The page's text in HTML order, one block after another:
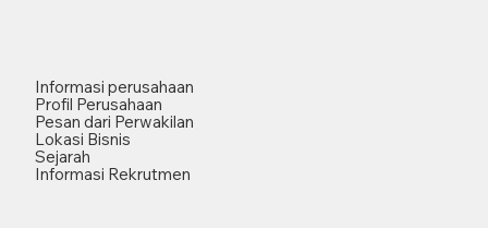
Informasi perusahaan
Profil Perusahaan
Pesan dari Perwakilan
Lokasi Bisnis
Sejarah
Informasi Rekrutmen